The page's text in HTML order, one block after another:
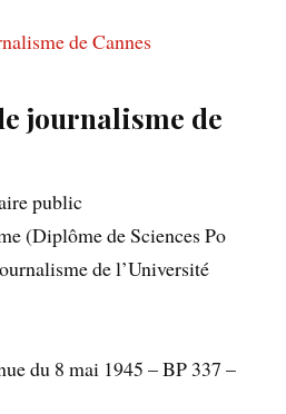
de Cannes
journalisme de
public
(Diplôme de Sciences Po
de l’Université
du 8 mai 1945 – BP 337 –